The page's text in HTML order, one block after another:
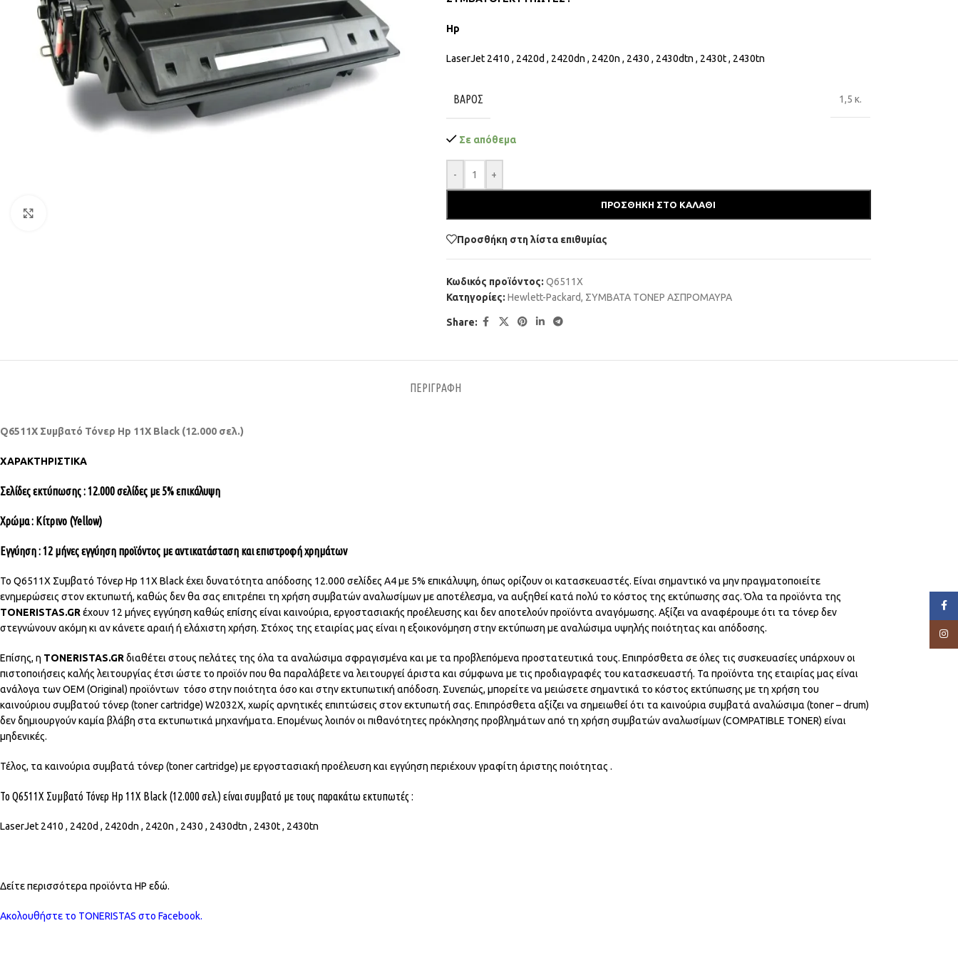
Hp
LaserJet 2410 , 2420d , 2420dn , 2420n , 2430 , 2430dtn , 2430t , 2430tn
ΒΆΡΟΣ 1,5 κ.
Σε απόθεμα
- +
ΠΡΟΣΘΉΚΗ ΣΤΟ ΚΑΛΆΘΙ
Προσθήκη στη λίστα επιθυμίας
Κωδικός προϊόντος: Q6511X
Κατηγορίες: Hewlett-Packard, ΣΥΜΒΑΤΑ ΤΟΝΕΡ ΑΣΠΡΟΜΑΥΡΑ
Share:
ΠΕΡΙΓΡΑΦΉ
Q6511X Συμβατό Τόνερ Hp 11X Black (12.000 σελ.)
ΧΑΡΑΚΤΗΡΙΣΤΙΚΑ
Σελίδες εκτύπωσης : 12.000 σελίδες με 5% επικάλυψη
Χρώμα : Κίτρινο (Yellow)
Εγγύηση : 12 μήνες εγγύηση προϊόντος με αντικατάσταση και επιστροφή χρημάτων
Το Q6511X Συμβατό Τόνερ Hp 11X Black έχει δυνατότητα απόδοσης 12.000 σελίδες Α4 με 5% επικάλυψη, όπως ορίζουν οι κατασκευαστές. Είναι σημαντικό να μην πραγματοποιείτε
ενημερώσεις στον εκτυπωτή, καθώς δεν θα σας επιτρέπει τη χρήση συμβατών αναλωσίμων με αποτέλεσμα, να αυξηθεί κατά πολύ το κόστος της εκτύπωσης σας. Όλα τα προϊόντα της
TONERISTAS.GR έχουν 12 μήνες εγγύηση καθώς επίσης είναι καινούρια, εργοστασιακής προέλευσης και δεν αποτελούν προϊόντα αναγόμωσης. Αξίζει να αναφέρουμε ότι τα τόνερ δεν
στεγνώνουν ακόμη κι αν κάνετε αραιή ή ελάχιστη χρήση. Στόχος της εταιρίας μας είναι η εξοικονόμηση στην εκτύπωση με αναλώσιμα υψηλής ποιότητας και απόδοσης.
Επίσης, η TONERISTAS.GR διαθέτει στους πελάτες της όλα τα αναλώσιμα σφραγισμένα και με τα προβλεπόμενα προστατευτικά τους. Επιπρόσθετα σε όλες τις συσκευασίες υπάρχουν οι
πιστοποιήσεις καλής λειτουργίας έτσι ώστε το προϊόν που θα παραλάβετε να λειτουργεί άριστα και σύμφωνα με τις προδιαγραφές του κατασκευαστή. Τα προϊόντα της εταιρίας μας είναι
ανάλογα των OEM (Original) προϊόντων τόσο στην ποιότητα όσο και στην εκτυπωτική απόδοση. Συνεπώς, μπορείτε να μειώσετε σημαντικά το κόστος εκτύπωσης με τη χρήση του
καινούριου συμβατού τόνερ (toner cartridge) W2032X, χωρίς αρνητικές επιπτώσεις στον εκτυπωτή σας. Επιπρόσθετα αξίζει να σημειωθεί ότι τα καινούρια συμβατά αναλώσιμα (toner – drum)
δεν δημιουργούν καμία βλάβη στα εκτυπωτικά μηχανήματα. Επομένως λοιπόν οι πιθανότητες πρόκλησης προβλημάτων από τη χρήση συμβατών αναλωσίμων (COMPATIBLE TONER) είναι
μηδενικές.
Τέλος, τα καινούρια συμβατά τόνερ (toner cartridge) με εργοστασιακή προέλευση και εγγύηση περιέχουν γραφίτη άριστης ποιότητας .
Το Q6511X Συμβατό Τόνερ Hp 11X Black (12.000 σελ.) είναι συμβατό με τους παρακάτω εκτυπωτές :
LaserJet 2410 , 2420d , 2420dn , 2420n , 2430 , 2430dtn , 2430t , 2430tn
Δείτε περισσότερα προϊόντα HP εδώ.
Ακολουθήστε το TONERISTAS στο Facebook.